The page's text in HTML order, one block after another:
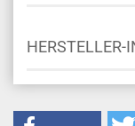
HERSTELLER-